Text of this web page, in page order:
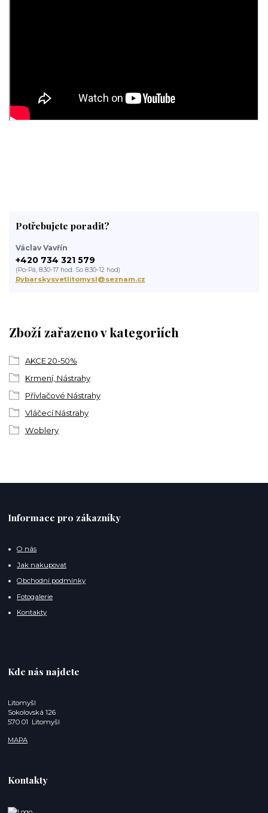
Zboží zařazeno v kategoriích
AKCE 20-50%
Krmení, Nástrahy
Přívlačové Nástrahy
Vláčecí Nástrahy
Woblery
Potřebujete poradit?
Václav Vavřín
+420 734 321 579
(Po-Pá, 8:30-17 hod. So 8:30-12 hod)
Rybarskysvetlitomysl@seznam.cz
Informace pro zákazníky
O nás
Jak nakupovat
Obchodní podmínky
Fotogalerie
Kontakty
Kde nás najdete
Litomyšl
Sokolovská 126
570 01 Litomyšl
MAPA
Kontakty